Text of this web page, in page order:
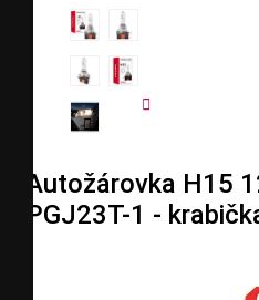


Autožárovka H15
PGJ23T-1 -